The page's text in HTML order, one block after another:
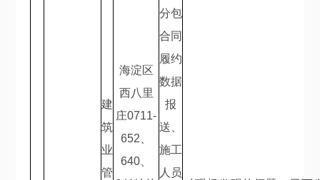
建
筑
业
管
海淀区
西八里
庄0711-
652
640
分包
合同
履约
数据
报
送、
施工
人员